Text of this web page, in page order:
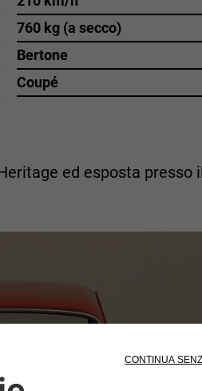
760 kg (a secco)
Bertone
Coupé
ed esposta presso